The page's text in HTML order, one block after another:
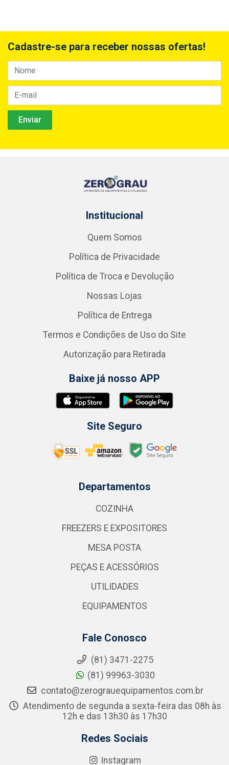
Cadastre-se para receber nossas ofertas!
Institucional
Quem Somos
Política de Privacidade
Política de Troca e Devolução
Nossas Lojas
Política de Entrega
Termos e Condições de Uso do Site
Autorização para Retirada
Baixe já nosso APP
Site Seguro
Departamentos
COZINHA
FREEZERS E EXPOSITORES
MESA POSTA
PEÇAS E ACESSÓRIOS
UTILIDADES
EQUIPAMENTOS
Fale Conosco
(81) 3471-2275
(81) 99963-3030
contato@zerograuequipamentos.com.br
Atendimento de segunda a sexta-feira das 08h às
12h e das 13h30 às 17h30
Redes Sociais
Instagram